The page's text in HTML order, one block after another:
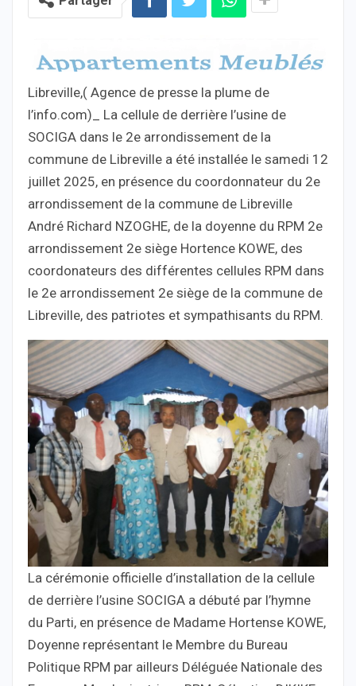
Libreville,( Agence de presse la plume de
l’info.com)_ La cellule de derrière l’usine de
SOCIGA dans le 2e arrondissement de la
commune de Libreville a été installée le samedi 12
juillet 2025, en présence du coordonnateur du 2e
arrondissement de la commune de Libreville
André Richard NZOGHE, de la doyenne du RPM 2e
arrondissement 2e siège Hortence KOWE, des
coordonateurs des différentes cellules RPM dans
le 2e arrondissement 2e siège de la commune de
Libreville, des patriotes et sympathisants du RPM.
La cérémonie officielle d’installation de la cellule
de derrière l’usine SOCIGA a débuté par l’hymne
du Parti, en présence de Madame Hortense KOWE,
Doyenne représentant le Membre du Bureau
Politique RPM par ailleurs Déléguée Nationale des